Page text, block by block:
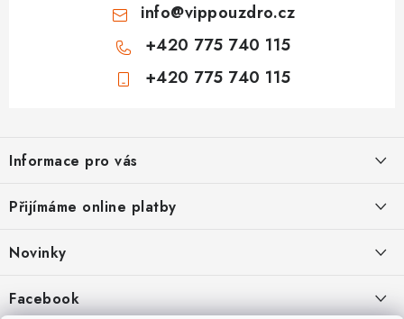
info@vippouzdro.cz
+420 775 740 115
+420 775 740 115
p
a
Informace pro vás
Jak nakupovat
Ochrana osobních údajů
Hodnocení obchodu
Přijímáme online platby
Novinky
Kryty, pouzdra, obaly na mobil Apple iPhone.
11.9.2022
Facebook